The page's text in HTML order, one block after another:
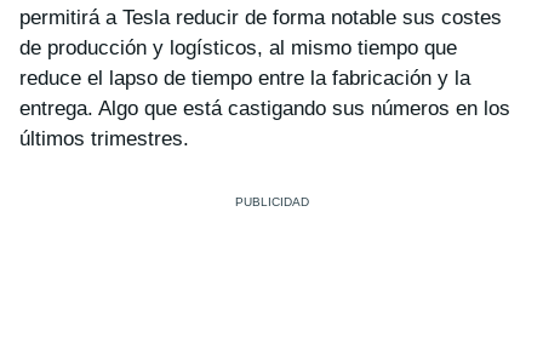
permitirá a Tesla reducir de forma notable sus costes
de producción y logísticos, al mismo tiempo que
reduce el lapso de tiempo entre la fabricación y la
entrega. Algo que está castigando sus números en los
últimos trimestres.